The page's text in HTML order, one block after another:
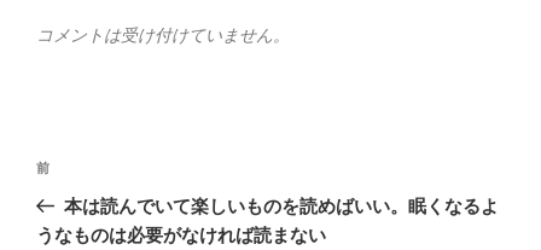
コメントは受け付けていません。
投
ナ
前
の
投
前
本は読んでいて楽しいものを読めばいい。眠くなるよ
うなものは必要がなければ読まない